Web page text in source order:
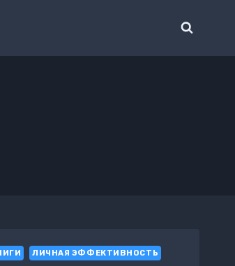
ЛИЧНАЯ ЭФФЕКТИВНОСТЬ